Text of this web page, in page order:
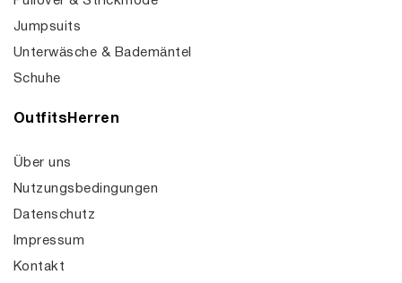
Jumpsuits
Unterwäsche & Bademäntel
Schuhe
OutfitsHerren
Über uns
Nutzungsbedingungen
Datenschutz
Impressum
Kontakt